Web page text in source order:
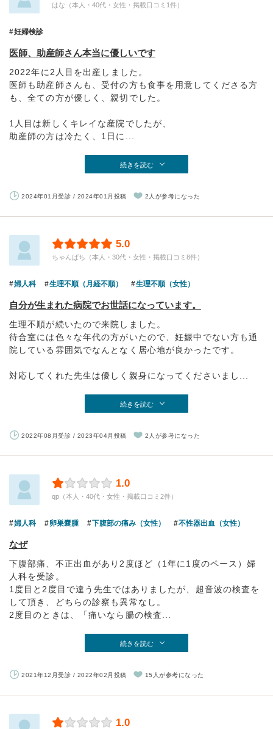
はな（本人・40代・女性・掲載口コミ1件）
妊婦検診
医師、助産師さん本当に優しいです
2022年に2人目を出産しました。
医師も助産師さんも、受付の方も食事を用意してくださる方
も、全ての方が優しく、親切でした。
1人目は新しくキレイな産院でしたが、
助産師の方は冷たく、1日に...
続きを読む
2024年01月受診 / 2024年01月投稿 2人が参考になった
5.0
ちゃんぱち（本人・30代・女性・掲載口コミ8件）
婦人科 生理不順（月経不順） 生理不順（女性）
自分が生まれた病院でお世話になっています。
生理不順が続いたので来院しました。
待合室には色々な年代の方がいたので、妊娠中でない方も通
院している雰囲気でなんとなく居心地が良かったです。
対応してくれた先生は優しく親身になってくださいまし...
続きを読む
2022年08月受診 / 2023年04月投稿 2人が参考になった
1.0
qp（本人・40代・女性・掲載口コミ2件）
婦人科 卵巣嚢腫 下腹部の痛み（女性） 不性器出血（女性）
なぜ
下腹部痛、不正出血があり2度ほど（1年に1度のペース）婦
人科を受診。
1度目と2度目で違う先生ではありましたが、超音波の検査を
して頂き、どちらの診察も異常なし。
2度目のときは、「痛いなら腸の検査...
続きを読む
2021年12月受診 / 2022年02月投稿 15人が参考になった
1.0